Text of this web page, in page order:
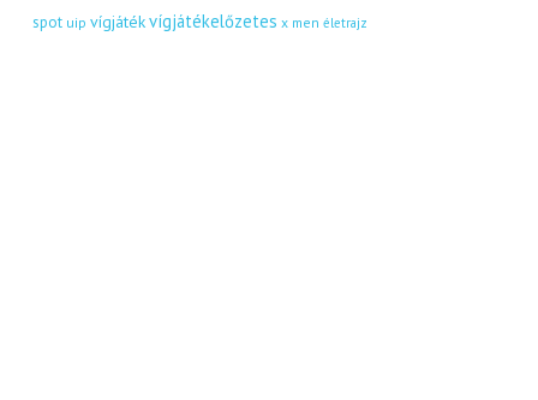
spot uip vígjátékvígjátékelőzetes x men életrajz